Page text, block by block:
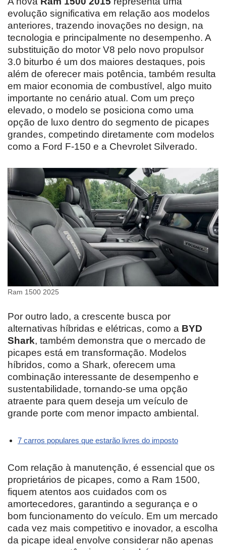
evolução significativa em relação aos modelos
anteriores, trazendo inovações no design, na
tecnologia e principalmente no desempenho. A
substituição do motor V8 pelo novo propulsor
3.0 biturbo é um dos maiores destaques, pois
além de oferecer mais potência, também resulta
em maior economia de combustível, algo muito
importante no cenário atual. Com um preço
elevado, o modelo se posiciona como uma
opção de luxo dentro do segmento de picapes
grandes, competindo diretamente com modelos
como a Ford F-150 e a Chevrolet Silverado.
Ram 1500 2025
Por outro lado, a crescente busca por
alternativas híbridas e elétricas, como a BYD
Shark, também demonstra que o mercado de
picapes está em transformação. Modelos
híbridos, como a Shark, oferecem uma
combinação interessante de desempenho e
sustentabilidade, tornando-se uma opção
atraente para quem deseja um veículo de
grande porte com menor impacto ambiental.
7 carros populares que estarão livres do imposto
Com relação à manutenção, é essencial que os
proprietários de picapes, como a Ram 1500,
fiquem atentos aos cuidados com os
amortecedores, garantindo a segurança e o
bom funcionamento do veículo. Em um mercado
cada vez mais competitivo e inovador, a escolha
da picape ideal envolve considerar não apenas